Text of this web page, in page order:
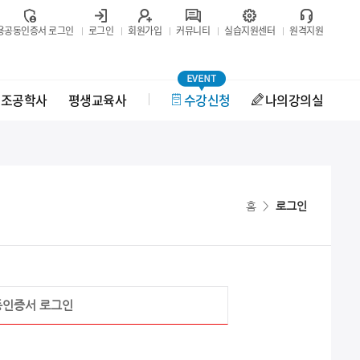
공동인증서 로그인 로그인 회원가입 커뮤니티 실습지원센터 원격지원
공학사 평생교육사 수강신청 나의강의실
홈 > 로그인
증서 로그인